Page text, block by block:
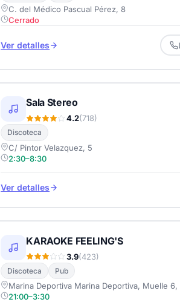
C. del Médico Pascual Pérez, 8
Cerrado
Ver detalles
Sala Stereo
4.2(718)
Discoteca
C/ Pintor Velazquez, 5
2:30–8:30
Ver detalles
KARAOKE FEELING'S
3.9(423)
Discoteca Pub
Marina Deportiva Marina Deportiva, Muelle 6,
21:00–3:30